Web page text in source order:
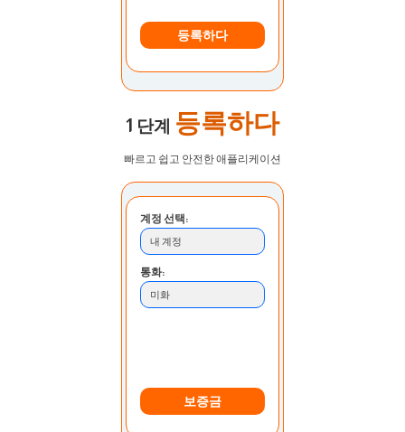
등록하다
1 단계 등록하다
빠르고 쉽고 안전한 애플리케이션
계정 선택:
내 계정
통화:
미화
보증금